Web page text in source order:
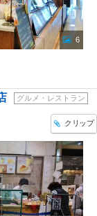
6
グルメ・レストラン
クリップ